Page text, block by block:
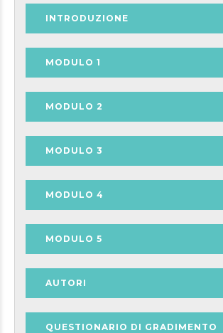
INTRODUZIONE
MODULO 1
MODULO 2
MODULO 3
MODULO 4
MODULO 5
AUTORI
QUESTIONARIO DI GRADIMENTO